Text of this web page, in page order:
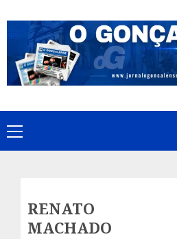
to
content
Primary
Menu
RENATO
MACHADO